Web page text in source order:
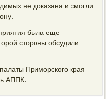
не доказана и смогли
была еще
стороны обсудили
Приморского края
АППК.